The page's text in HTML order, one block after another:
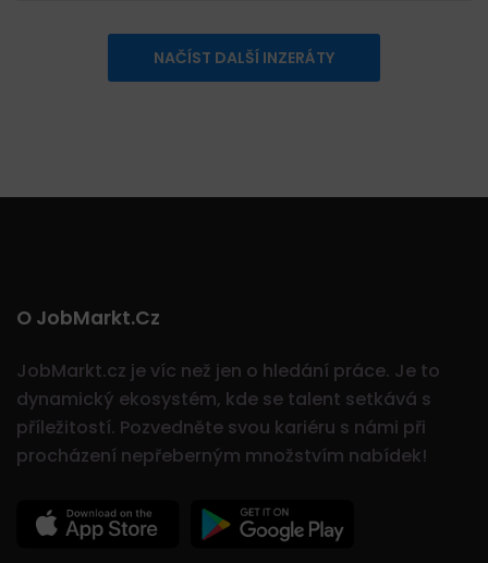
NAČÍST DALŠÍ INZERÁTY
O JobMarkt.cz
JobMarkt.cz je víc než jen o hledání práce. Je to
dynamický ekosystém, kde se talent setkává s
příležitostí. Pozvedněte svou kariéru s námi při
procházení nepřeberným množstvím nabídek!